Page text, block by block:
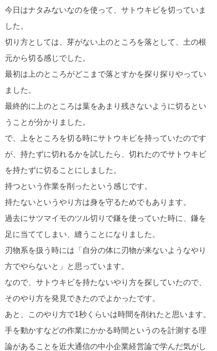
今日はナタみないなのを使って、サトウキビを切っていま
した。
切り方としては、芽がない上のところを落として、土の根
元から切る感じでした。
最初は上のところがどこまで落とすかを探り探りやってい
ました。
最終的に上のところは葉をあまり残さないように切るとい
うことが分かりました。
で、上をところを切る時にサトウキビを持っていたのです
が、持たずに切れるかを試したら、切れたのでサトウキビ
を持たずに切ることにしました。
持つという作業を削ったという感じです。
持たないというやり方は身を守るためでもあります。
過去にサツマイモのツル切りで鎌を使っていた時に、鎌を
足に当ててしまい、縫うことになりました。
刃物系を扱う時には「自分の体に刃物が来ないようなやり
方でやらないと」と思っています。
なので、サトウキビを持たないやり方を探していたので、
そのやり方を発見できたのでよかったです。
あと、このやり方で1秒くらいは時間を削れたと思います。
手を動かすなどの作業にかかる時間というのを計測する理
論があることを近大通信の中小企業経営論で学んだ気がし